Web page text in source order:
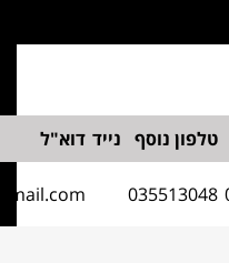
דוא"ל
deborovsk@gmail.com